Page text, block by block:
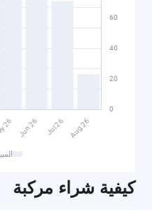
كيفية شراء مركبة